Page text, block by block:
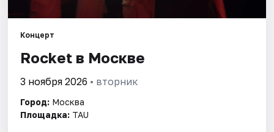
События
Города
Площадки
Артисты
Концерт
Rocket в Москве
3 ноября 2026 • вторник
Город: Москва
Площадка: TAU